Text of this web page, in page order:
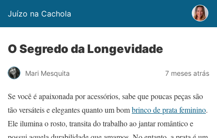
Juízo na Cachola
O Segredo da Longevidade
Mari Mesquita 7 meses atrás
Se você é apaixonada por acessórios, sabe que poucas peças são
tão versáteis e elegantes quanto um bombrinco de prata feminino.
Ele ilumina o rosto, transita do trabalho ao jantar romântico e